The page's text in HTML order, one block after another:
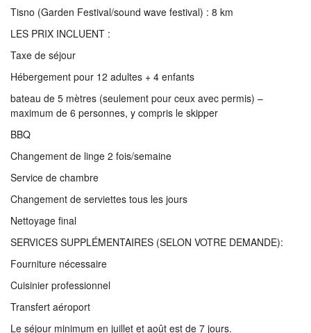
Tisno (Garden Festival/sound wave festival) : 8 km
LES PRIX INCLUENT :
Taxe de séjour
Hébergement pour 12 adultes + 4 enfants
bateau de 5 mètres (seulement pour ceux avec permis) –
maximum de 6 personnes, y compris le skipper
BBQ
Changement de linge 2 fois/semaine
Service de chambre
Changement de serviettes tous les jours
Nettoyage final
SERVICES SUPPLÉMENTAIRES (SELON VOTRE DEMANDE):
Fourniture nécessaire
Cuisinier professionnel
Transfert aéroport
Le séjour minimum en juillet et août est de 7 jours.